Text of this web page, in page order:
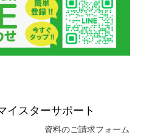
イスターサポート
資料のご請求フォーム